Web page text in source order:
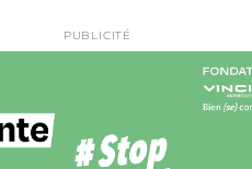
PUBLICITÉ